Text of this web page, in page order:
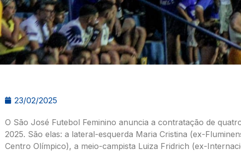
23/02/2025
O São José Futebol Feminino anuncia a contratação de
2025. São elas: a lateral-esquerda Maria Cristina (ex-
Centro Olímpico), a meio-campista Luiza Fridrich (ex-